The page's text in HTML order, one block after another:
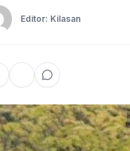
Editor: Kilasan